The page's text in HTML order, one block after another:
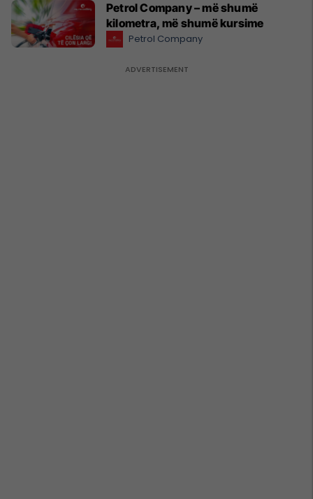
Petrol Company – më shumë
kilometra, më shumë kursime
Petrol Company